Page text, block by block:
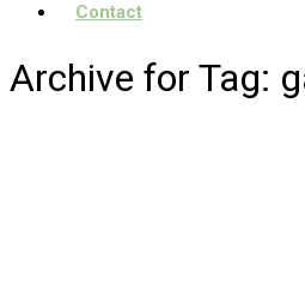
Contact
Archive for Tag: